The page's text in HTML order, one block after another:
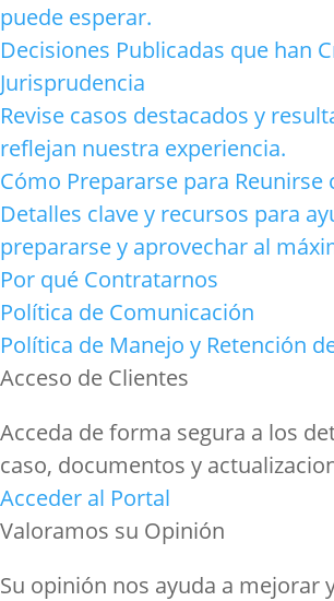
puede esperar.
Decisiones Publicadas que han
Jurisprudencia
Revise casos destacados y
reflejan nuestra experiencia.
Cómo Prepararse para Reunirse
Detalles clave y recursos para
prepararse y aprovechar al
Por qué Contratarnos
Política de Comunicación
Política de Manejo y Retención
Acceso de Clientes
Acceda de forma segura a los
caso, documentos y
Acceder al Portal
Valoramos su Opinión
Su opinión nos ayuda a mejorar